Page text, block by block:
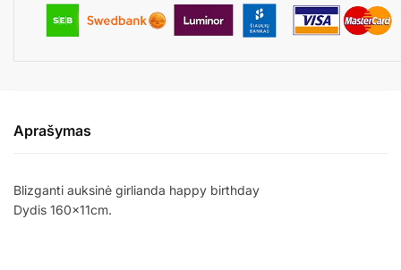
Aprašymas
Blizganti auksinė girlianda happy birthday
Dydis 160x11cm.